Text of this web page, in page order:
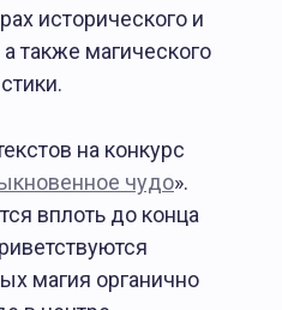
исторического и
также магического
на конкурс
чудо».
вплоть до конца
магия органично